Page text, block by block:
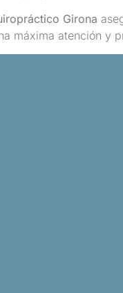
Girona
máxima atención y